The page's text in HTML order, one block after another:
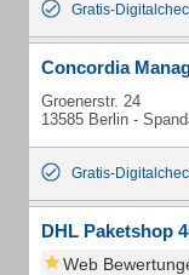
Gratis-
Concordia
Groenerstr. 24
13585 Berlin -
Gratis-
DHL Paketshop
Web